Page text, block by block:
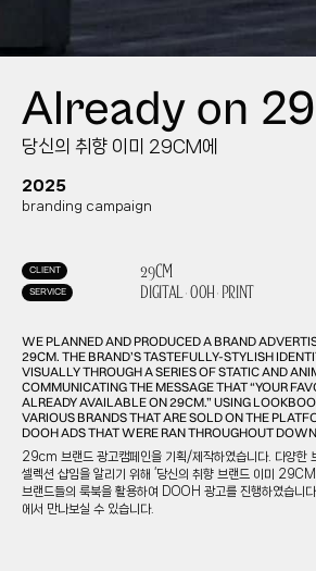
Already on
당신의 취향 이미 29CM에
2025
branding campaign
CLIENT 29CM
SERVICE DIGITAL OOH PRINT
WE PLANNED AND PRODUCED A BRAND
29CM. THE BRAND’S TASTEFULLY-STYLISH
VISUALLY THROUGH A SERIES OF STATIC AND
COMMUNICATING THE MESSAGE THAT “YOUR
ALREADY AVAILABLE ON 29CM.” USING
VARIOUS BRANDS THAT ARE SOLD ON THE
DOOH ADS THAT WERE RAN THROUGHOUT
29cm 브랜드 광고캠페인을 기획/제작하였습니다. 다양한
셀렉션 샵임을 알리기 위해 ‘당신의 취향 브랜드 이미
브랜드들의 룩북을 활용하여 DOOH 광고를 진행하였습니
에서 만나보실 수 있습니다.